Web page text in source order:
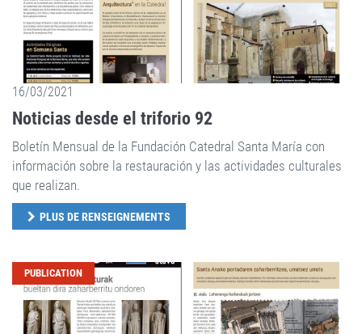
16/03/2021
Noticias desde el triforio 92
Boletín Mensual de la Fundación Catedral Santa María con
información sobre la restauración y las actividades culturales
que realizan.
PLUS DE RENSEIGNEMENTS
PUBLICATION